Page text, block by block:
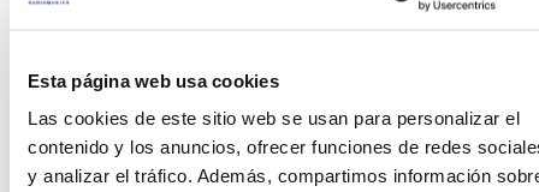
Esta página web usa cookies
Las cookies de este sitio web se usan para personalizar el
contenido y los anuncios, ofrecer funciones de redes
y analizar el tráfico. Además, compartimos información
+51 977 624 112